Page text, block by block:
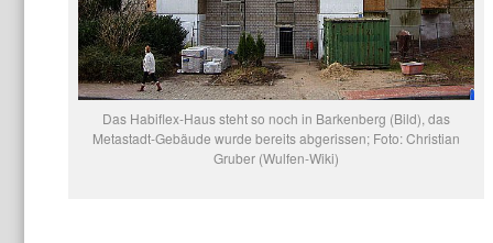
Das Habiflex-Haus steht so noch in Barkenberg (Bild), das
Metastadt-Gebäude wurde bereits abgerissen; Foto: Christian
Gruber (Wulfen-Wiki)